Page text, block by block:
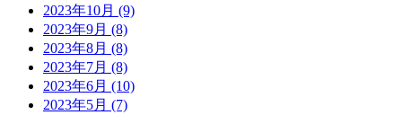
2023年10月 (9)
2023年9月 (8)
2023年8月 (8)
2023年7月 (8)
2023年6月 (10)
2023年5月 (7)